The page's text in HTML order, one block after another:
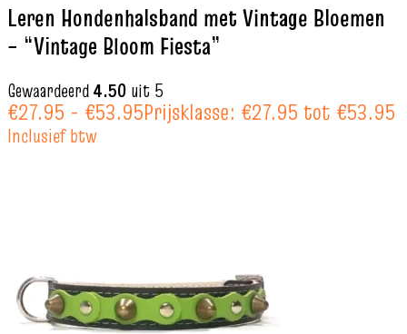
Leren Hondenhalsband met Vintage Bloemen
– “Vintage Bloom Fiesta”
Gewaardeerd4.50 uit 5
€27.95 - €53.95Prijsklasse: €27.95 tot €53.95
Inclusief btw